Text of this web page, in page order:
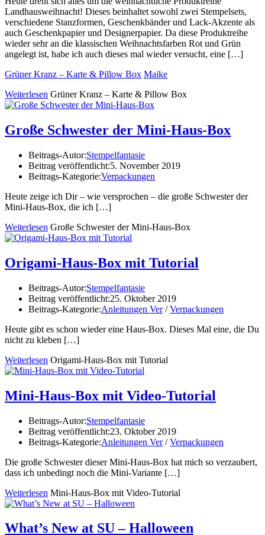
Landhausweihnacht! Dieses beinhaltet sowohl zwei Stempelsets,
verschiedene Stanzformen, Geschenkbänder und Lack-Akzente als
auch Geschenkpapier und Designerpapier. Da diese Produktreihe
wieder sehr an die klassischen Weihnachtsfarben Rot und Grün
angelegt ist, habe ich auch dieses mal wieder versucht, eine […]
Grüner Kranz – Karte & Pillow Box Maike
Weiterlesen Grüner Kranz – Karte & Pillow Box
Große Schwester der Mini-Haus-Box
Beitrags-Autor:Stempelfantasie
Beitrag veröffentlicht:5. November 2019
Beitrags-Kategorie:Verpackungen
Heute zeige ich Dir – wie versprochen – die große Schwester der
Mini-Haus-Box, die ich […]
Weiterlesen Große Schwester der Mini-Haus-Box
Origami-Haus-Box mit Tutorial
Beitrags-Autor:Stempelfantasie
Beitrag veröffentlicht:25. Oktober 2019
Beitrags-Kategorie:Anleitungen Ver / Verpackungen
Heute gibt es schon wieder eine Haus-Box. Dieses Mal eine, die Du
nicht zu kleben […]
Weiterlesen Origami-Haus-Box mit Tutorial
Mini-Haus-Box mit Video-Tutorial
Beitrags-Autor:Stempelfantasie
Beitrag veröffentlicht:23. Oktober 2019
Beitrags-Kategorie:Anleitungen Ver / Verpackungen
Die große Schwester dieser Mini-Haus-Box hat mich so verzaubert,
dass ich unbedingt noch die Mini-Variante […]
Weiterlesen Mini-Haus-Box mit Video-Tutorial
What’s New at SU – Halloween